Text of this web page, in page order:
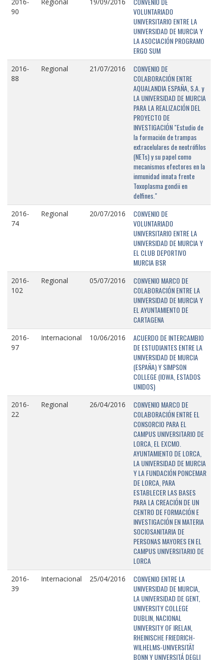
90
VOLUNTARIADO
UNIVERSITARIO ENTRE LA
UNIVERSIDAD DE MURCIA Y
LA ASOCIACIÓN PROGRAMO
ERGO SUM
2016-
88
Regional 21/07/2016
CONVENIO DE
COLABORACIÓN ENTRE
AQUALANDIA ESPAÑA, S.A. y
LA UNIVERSIDAD DE MURCIA
PARA LA REALIZACIÓN DEL
PROYECTO DE
INVESTIGACIÓN "Estudio de
la formación de trampas
extracelulares de neotrófilos
(NETs) y su papel como
mecanismos efectores en la
inmunidad innata frente
Toxoplasma gondii en
delfines."
2016-
74
Regional 20/07/2016
CONVENIO DE
VOLUNTARIADO
UNIVERSITARIO ENTRE LA
UNIVERSIDAD DE MURCIA Y
EL CLUB DEPORTIVO
MURCIA BSR
2016-
102
Regional 05/07/2016
CONVENIO MARCO DE
COLABORACIÓN ENTRE LA
UNIVERSIDAD DE MURCIA Y
EL AYUNTAMIENTO DE
CARTAGENA
2016-
97
Internacional 10/06/2016
ACUERDO DE INTERCAMBIO
DE ESTUDIANTES ENTRE LA
UNIVERSIDAD DE MURCIA
(ESPAÑA) Y SIMPSON
COLLEGE (IOWA, ESTADOS
UNIDOS)
2016-
22
Regional 26/04/2016
CONVENIO MARCO DE
COLABORACIÓN ENTRE EL
CONSORCIO PARA EL
CAMPUS UNIVERSITARIO DE
LORCA, EL EXCMO.
AYUNTAMIENTO DE LORCA,
LA UNIVERSIDAD DE MURCIA
Y LA FUNDACIÓN PONCEMAR
DE LORCA, PARA
ESTABLECER LAS BASES
PARA LA CREACIÓN DE UN
CENTRO DE FORMACIÓN E
INVESTIGACIÓN EN MATERIA
SOCIOSANITARIA DE
PERSONAS MAYORES EN EL
CAMPUS UNIVERSITARIO DE
LORCA
2016-
39
Internacional 25/04/2016
CONVENIO ENTRE LA
UNIVERSIDAD DE MURCIA,
LA UNIVERSIDAD DE GENT,
UNIVERSITY COLLEGE
DUBLIN, NACIONAL
UNIVERSITY OF IRELAN,
RHEINISCHE FRIEDRICH-
WILHELMS-UNIVERSITÄT
BONN Y UNIVERSITÁ DEGLI